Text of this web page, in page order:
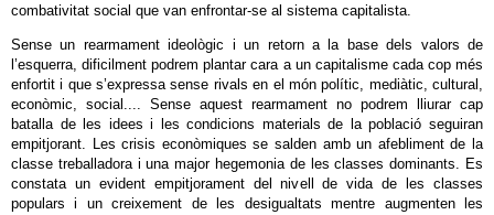
combativitat social que van enfrontar-se al sistema capitalista.
Sense un rearmament ideològic i un retorn a la base dels valors de
l’esquerra, dificilment podrem plantar cara a un capitalisme cada cop més
enfortit i que s’expressa sense rivals en el món polític, mediàtic, cultural,
econòmic, social.... Sense aquest rearmament no podrem lliurar cap
batalla de les idees i les condicions materials de la població seguiran
empitjorant. Les crisis econòmiques se salden amb un afebliment de la
classe treballadora i una major hegemonia de les classes dominants. Es
constata un evident empitjorament del nivell de vida de les classes
populars i un creixement de les desigualtats mentre augmenten les